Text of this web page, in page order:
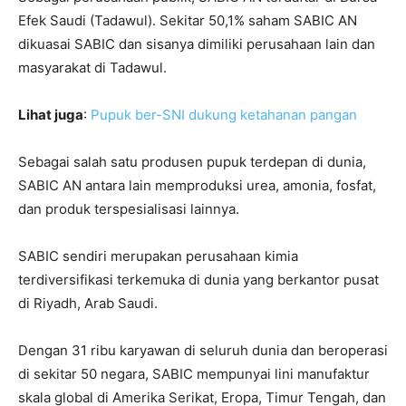
Efek Saudi (Tadawul). Sekitar 50,1% saham SABIC AN
dikuasai SABIC dan sisanya dimiliki perusahaan lain dan
masyarakat di Tadawul.
Lihat juga: Pupuk ber-SNI dukung ketahanan pangan
Sebagai salah satu produsen pupuk terdepan di dunia,
SABIC AN antara lain memproduksi urea, amonia, fosfat,
dan produk terspesialisasi lainnya.
SABIC sendiri merupakan perusahaan kimia
terdiversifikasi terkemuka di dunia yang berkantor pusat
di Riyadh, Arab Saudi.
Dengan 31 ribu karyawan di seluruh dunia dan beroperasi
di sekitar 50 negara, SABIC mempunyai lini manufaktur
skala global di Amerika Serikat, Eropa, Timur Tengah, dan